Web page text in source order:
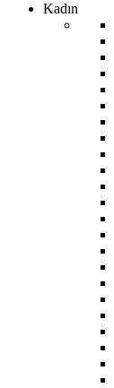
Kadın